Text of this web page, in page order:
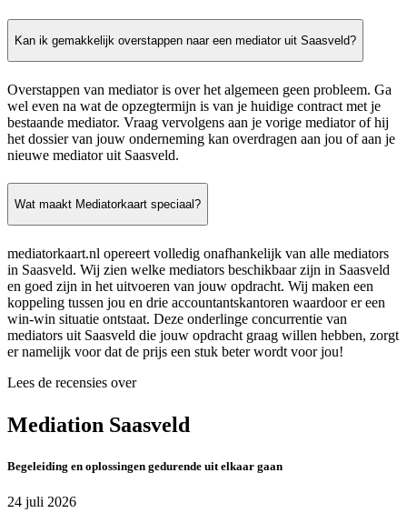
Kan ik gemakkelijk overstappen naar een mediator uit Saasveld?
Overstappen van mediator is over het algemeen geen probleem. Ga
wel even na wat de opzegtermijn is van je huidige contract met je
bestaande mediator. Vraag vervolgens aan je vorige mediator of hij
het dossier van jouw onderneming kan overdragen aan jou of aan je
nieuwe mediator uit Saasveld.
Wat maakt Mediatorkaart speciaal?
mediatorkaart.nl opereert volledig onafhankelijk van alle mediators
in Saasveld. Wij zien welke mediators beschikbaar zijn in Saasveld
en goed zijn in het uitvoeren van jouw opdracht. Wij maken een
koppeling tussen jou en drie accountantskantoren waardoor er een
win-win situatie ontstaat. Deze onderlinge concurrentie van
mediators uit Saasveld die jouw opdracht graag willen hebben, zorgt
er namelijk voor dat de prijs een stuk beter wordt voor jou!
Lees de recensies over
Mediation Saasveld
Begeleiding en oplossingen gedurende uit elkaar gaan
24 juli 2026